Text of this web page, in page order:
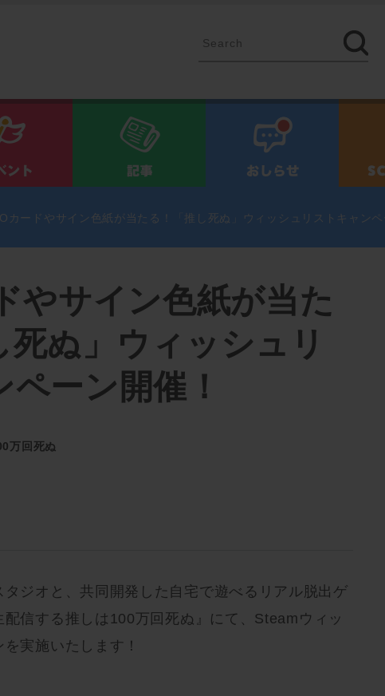
カードやサイン色紙が当たる！「推し死ぬ」ウィッシュリストキャン
やサイン色紙が当た
死ぬ」ウィッシュリ
ーン開催！
万回死ぬ
ジオと、共同開発した自宅で遊べるリアル脱出ゲ
信する推しは100万回死ぬ』にて、Steamウィッ
実施いたします！